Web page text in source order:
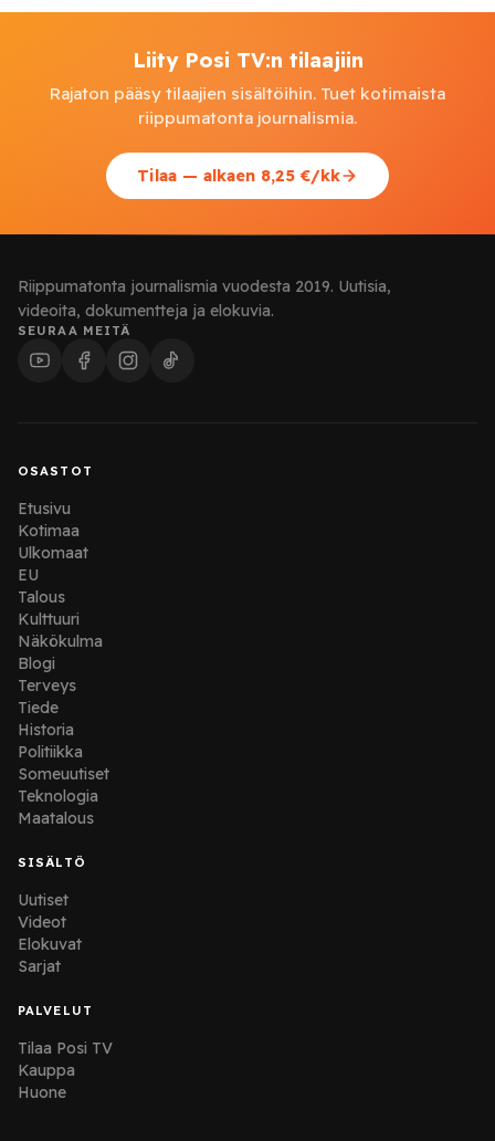
kuvaa liian paljastavana ja […]
Liity Posi TV:n tilaajiin
Rajaton pääsy tilaajien sisältöihin. Tuet kotimaista
riippumatonta journalismia.
Tilaa — alkaen 8,25 €/kk
Riippumatonta journalismia vuodesta 2019. Uutisia,
videoita, dokumentteja ja elokuvia.
SEURAA MEITÄ
OSASTOT
Etusivu
Kotimaa
Ulkomaat
EU
Talous
Kulttuuri
Näkökulma
Blogi
Terveys
Tiede
Historia
Politiikka
Someuutiset
Teknologia
Maatalous
SISÄLTÖ
Uutiset
Videot
Elokuvat
Sarjat
PALVELUT
Tilaa Posi TV
Kauppa
Huone